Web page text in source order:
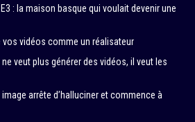
: la maison basque qui voulait devenir une
vos vidéos comme un réalisateur
veut plus générer des vidéos, il veut les
image arrête d’halluciner et commence à